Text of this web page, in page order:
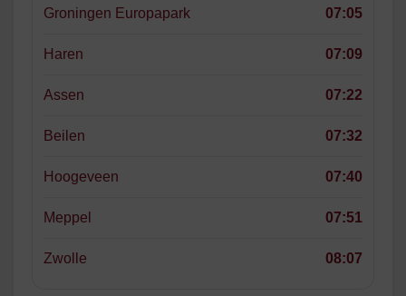
Groningen Europapark 07:05
Haren 07:09
Assen 07:22
Beilen 07:32
Hoogeveen 07:40
Meppel 07:51
Zwolle 08:07